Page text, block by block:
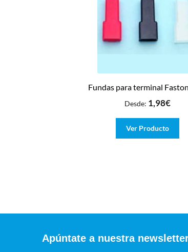
Fundas para terminal
Desde: 1,98€
Ver Producto
Apúntate a nuestra